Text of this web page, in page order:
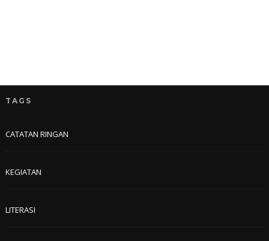
TAGS
CATATAN RINGAN
KEGIATAN
LITERASI